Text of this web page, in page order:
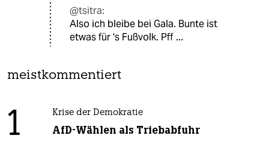
@tsitra:
Also ich bleibe bei Gala. Bunte ist
etwas für 's Fußvolk. Pff ...
meistkommentiert
1 Krise der Demokratie
AfD-Wählen als Triebabfuhr